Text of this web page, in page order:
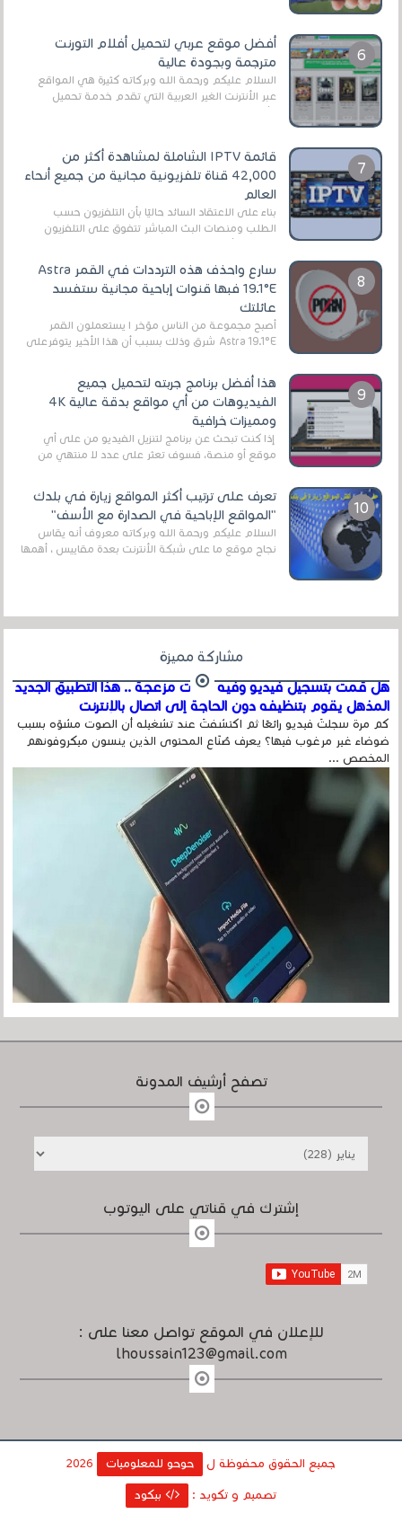
أفضل موقع عربي لتحميل أفلام التورنت
مترجمة وبجودة عالية
السلام عليكم ورحمة الله وبركاته كثيرة هي المواقع
عبر الأنترنت الغير العربية التي تقدم خدمة تحميل
قائمة IPTV الشاملة لمشاهدة أكثر من
42,000 قناة تلفزيونية مجانية من جميع أنحاء
العالم
بناءً على الاعتقاد السائد حاليًا بأن التلفزيون حسب
الطلب ومنصات البث المباشر تتفوق على التلفزيون
سارع واحذف هذه الترددات في القمر Astra
19.1°E فبها قنوات إباحية مجانية ستفسد
عائلتك
أصبح مجموعة من الناس مؤخر ا يستعملون القمر
Astra 19.1°E شرق وذلك بسبب أن هذا الأخير يتوفرعلى
هذا أفضل برنامج جربته لتحميل جميع
الفيديوهات من أي مواقع بدقة عالية 4K
ومميزات خرافية
إذا كنت تبحث عن برنامج لتنزيل الفيديو من على أي
موقع أو منصة، فسوف تعثر على عدد لا منتهي من
تعرف على ترتيب أكثر المواقع زيارة في بلدك
"المواقع الإباحية في الصدارة مع الأسف"
السلام عليكم ورحمة الله وبركاته معروف أنه يقاس
نجاح موقع ما على شبكة الأنترنت بعدة مقاييس ، أهمها
مشاركة مميزة
هل قمت بتسجيل فيديو وفيه أصوت مزعجة .. هذا التطبيق الجديد
المذهل يقوم بتنظيفه دون الحاجة إلى اتصال بالإنترنت
كم مرة سجلتَ فيديو رائعًا ثم اكتشفتَ عند تشغيله أن الصوت مشوّه بسبب
ضوضاء غير مرغوب فيها؟ يعرف صُنّاع المحتوى الذين ينسون ميكروفونهم
المخصص ...
تصفح أرشيف المدونة
إشترك في قناتي على اليوتوب
للإعلان في الموقع تواصل معنا على :
lhoussain123@gmail.com
جميع الحقوق محفوظة ل حوحو للمعلوميات
تصميم و تكويد : بيكود